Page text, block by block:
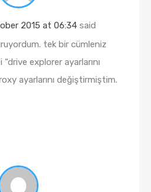
2015 at 06:34 said
tek bir cümleniz
explorer ayarlarını
ayarlarını değiştirmiştim.